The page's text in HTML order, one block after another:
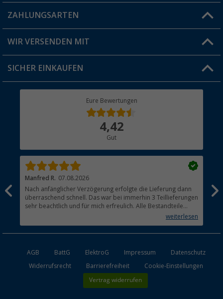
Blog
Jobs & Karriere
FAQ & Kontakt
Versandinformationen
Rücksendung
ZAHLUNGSARTEN
WIR VERSENDEN MIT
SICHER EINKAUFEN
Eure Bewertungen
4,42
Gut
Manfred R. 07.08.2026
Nach anfänglicher Verzögerung erfolgte die Lieferung dann
überraschend schnell. Das war bei immerhin 3 Teillieferungen
sehr beachtlich und für mich erfreulich. Alle Bestandteile
waren gut verpackt und in Ordnung. Das Gerät (Gasgrill)weiterlesen
AGB BattG ElektroG Impressum
Datenschutz
Widerrufsrecht
Barrierefreiheit Cookie-Einstellungen
Vertrag widerrufen